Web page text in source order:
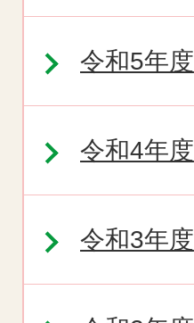
令和5年度
令和4年度
令和3年度